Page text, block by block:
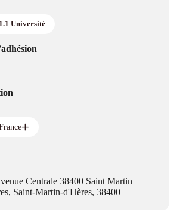
1.1 Université
Centrale 38400 Saint Martin
Saint-Martin-d'Hères, 38400